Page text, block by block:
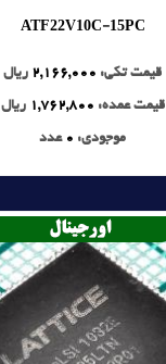
ATF22V10C-15PC
قیمت تکی: 2,166,000 ریال
قیمت عمده: 1,762,800 ریال
موجودی: 0 عدد